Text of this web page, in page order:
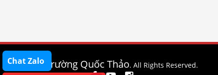
© 2020 Trường Quốc Thảo. All Rights Reserved.
Chat Zalo